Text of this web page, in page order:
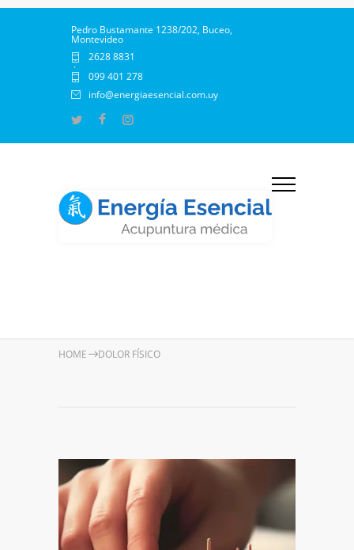
Pedro Bustamante 1238/202, Buceo,
Montevideo
2628 8831
·
099 401 278
info@energiaesencial.com.uy
HOME DOLOR FÍSICO
Acupuntura para el
Dolor Físico: